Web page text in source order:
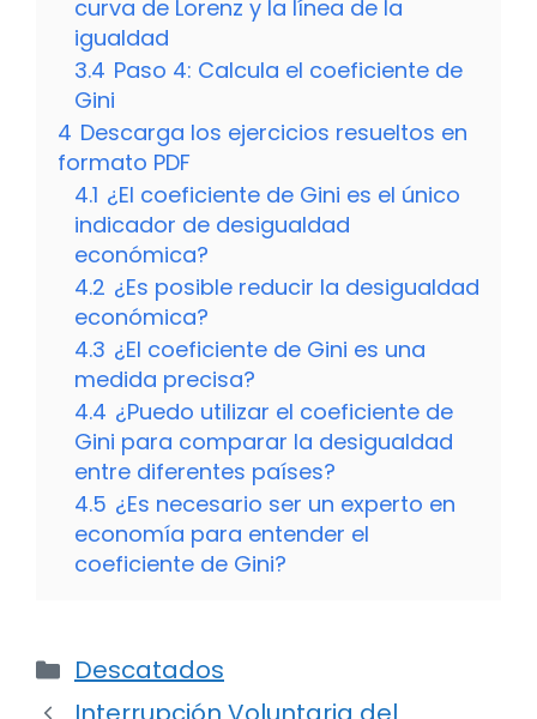
curva de Lorenz y la línea de la
igualdad
3.4 Paso 4: Calcula el coeficiente de
Gini
4 Descarga los ejercicios resueltos en
formato PDF
4.1 ¿El coeficiente de Gini es el único
indicador de desigualdad
económica?
4.2 ¿Es posible reducir la desigualdad
económica?
4.3 ¿El coeficiente de Gini es una
medida precisa?
4.4 ¿Puedo utilizar el coeficiente de
Gini para comparar la desigualdad
entre diferentes países?
4.5 ¿Es necesario ser un experto en
economía para entender el
coeficiente de Gini?
Categorías
Descatados